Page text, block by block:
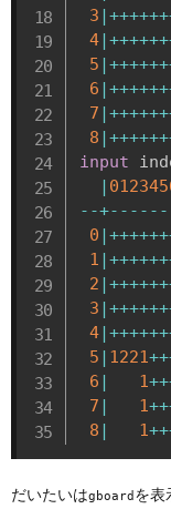
3 | ++++++
4 | ++++++
5 | ++++++
6 | ++++++
7 | ++++++
8 | ++++++
input
|
- -+- - - - - -
0 | ++++++
1 | ++++++
2 | ++++++
3 | ++++++
4 | ++++++
5 | 1221++
6 | 1++
7 | 1++
8 | 1++
だいたいはgboard を表